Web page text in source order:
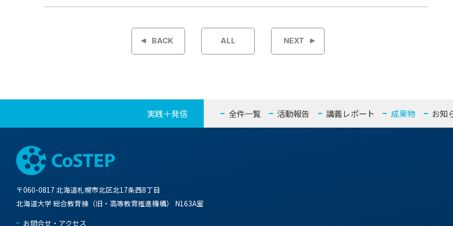
投
ゲ
ー
シ
ョ
ン
BACK ALL NEXT
実践＋発信 全件一覧 活動報告 講義レポート 成果物 お知
〒060-0817 北海道札幌市北区北17条西8丁目
北海道大学 総合教育棟（旧・高等教育推進機構） N163A室
お問合せ・アクセス